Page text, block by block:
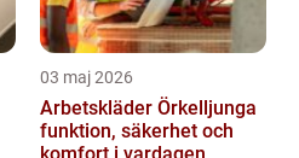
03 maj 2026
Arbetskläder Örkelljunga
funktion, säkerhet och